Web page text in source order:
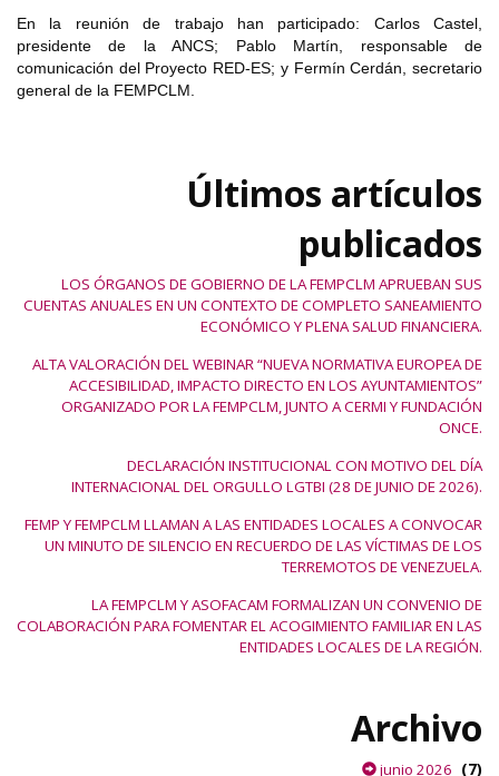
En la reunión de trabajo han participado: Carlos Castel,
presidente de la ANCS; Pablo Martín, responsable de
comunicación del Proyecto RED-ES; y Fermín Cerdán, secretario
general de la FEMPCLM.
Últimos artículos
publicados
LOS ÓRGANOS DE GOBIERNO DE LA FEMPCLM APRUEBAN SUS
CUENTAS ANUALES EN UN CONTEXTO DE COMPLETO SANEAMIENTO
ECONÓMICO Y PLENA SALUD FINANCIERA.
ALTA VALORACIÓN DEL WEBINAR “NUEVA NORMATIVA EUROPEA DE
ACCESIBILIDAD, IMPACTO DIRECTO EN LOS AYUNTAMIENTOS”
ORGANIZADO POR LA FEMPCLM, JUNTO A CERMI Y FUNDACIÓN
ONCE.
DECLARACIÓN INSTITUCIONAL CON MOTIVO DEL DÍA
INTERNACIONAL DEL ORGULLO LGTBI (28 DE JUNIO DE 2026).
FEMP Y FEMPCLM LLAMAN A LAS ENTIDADES LOCALES A CONVOCAR
UN MINUTO DE SILENCIO EN RECUERDO DE LAS VÍCTIMAS DE LOS
TERREMOTOS DE VENEZUELA.
LA FEMPCLM Y ASOFACAM FORMALIZAN UN CONVENIO DE
COLABORACIÓN PARA FOMENTAR EL ACOGIMIENTO FAMILIAR EN LAS
ENTIDADES LOCALES DE LA REGIÓN.
Archivo
junio 2026 (7)